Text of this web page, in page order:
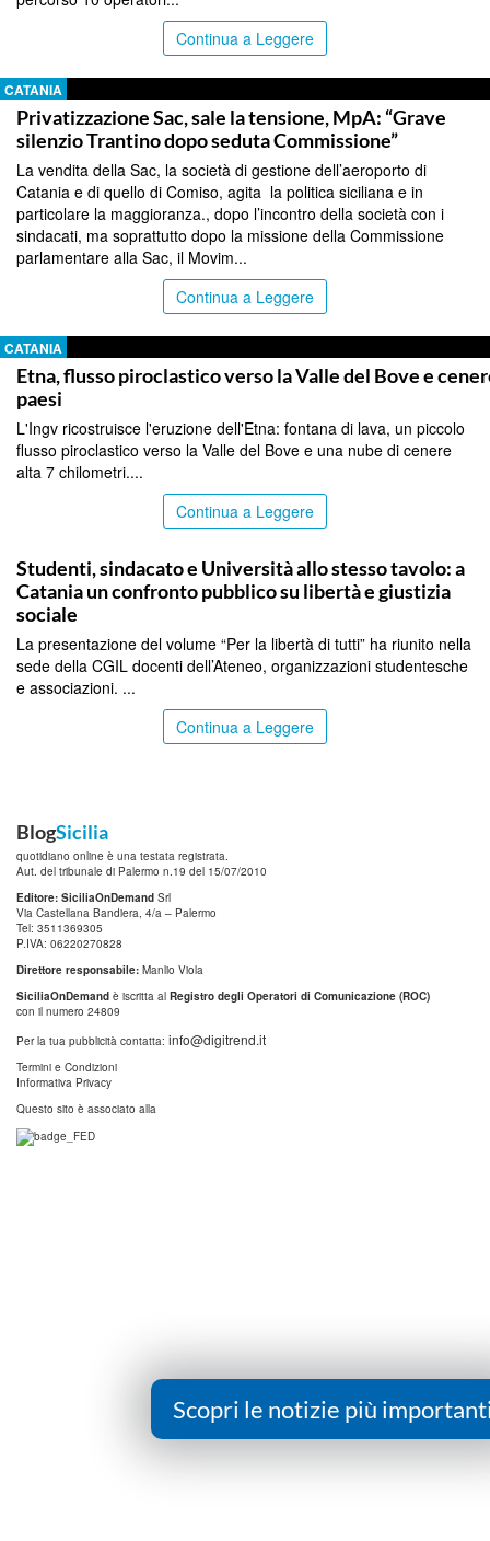
Continua a Leggere
CATANIA
Privatizzazione Sac, sale la tensione, MpA: “Grave
silenzio Trantino dopo seduta Commissione”
La vendita della Sac, la società di gestione dell’aeroporto di
Catania e di quello di Comiso, agita la politica siciliana e in
particolare la maggioranza., dopo l’incontro della società con i
sindacati, ma soprattutto dopo la missione della Commissione
parlamentare alla Sac, il Movim...
Continua a Leggere
CATANIA
Etna, flusso piroclastico verso la Valle del Bove e
paesi
L'Ingv ricostruisce l'eruzione dell'Etna: fontana di lava, un piccolo
flusso piroclastico verso la Valle del Bove e una nube di cenere
alta 7 chilometri....
Continua a Leggere
Studenti, sindacato e Università allo stesso tavolo: a
Catania un confronto pubblico su libertà e giustizia
sociale
La presentazione del volume “Per la libertà di tutti” ha riunito nella
sede della CGIL docenti dell’Ateneo, organizzazioni studentesche
e associazioni. ...
Continua a Leggere
BlogSicilia
quotidiano online è una testata registrata.
Aut. del tribunale di Palermo n.19 del 15/07/2010
Editore: SiciliaOnDemand Srl
Via Castellana Bandiera, 4/a – Palermo
Tel: 3511369305
P.IVA: 06220270828
Direttore responsabile: Manlio Viola
SiciliaOnDemand è iscritta al Registro degli Operatori di Comunicazione (ROC)
con il numero 24809
Per la tua pubblicità contatta: info@digitrend.it
Termini e Condizioni
Informativa Privacy
Questo sito è associato alla
Scopri le notizie più